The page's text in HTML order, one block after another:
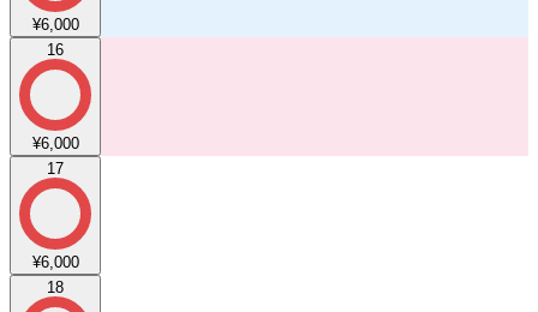
¥6,000
16
¥6,000
17
¥6,000
18